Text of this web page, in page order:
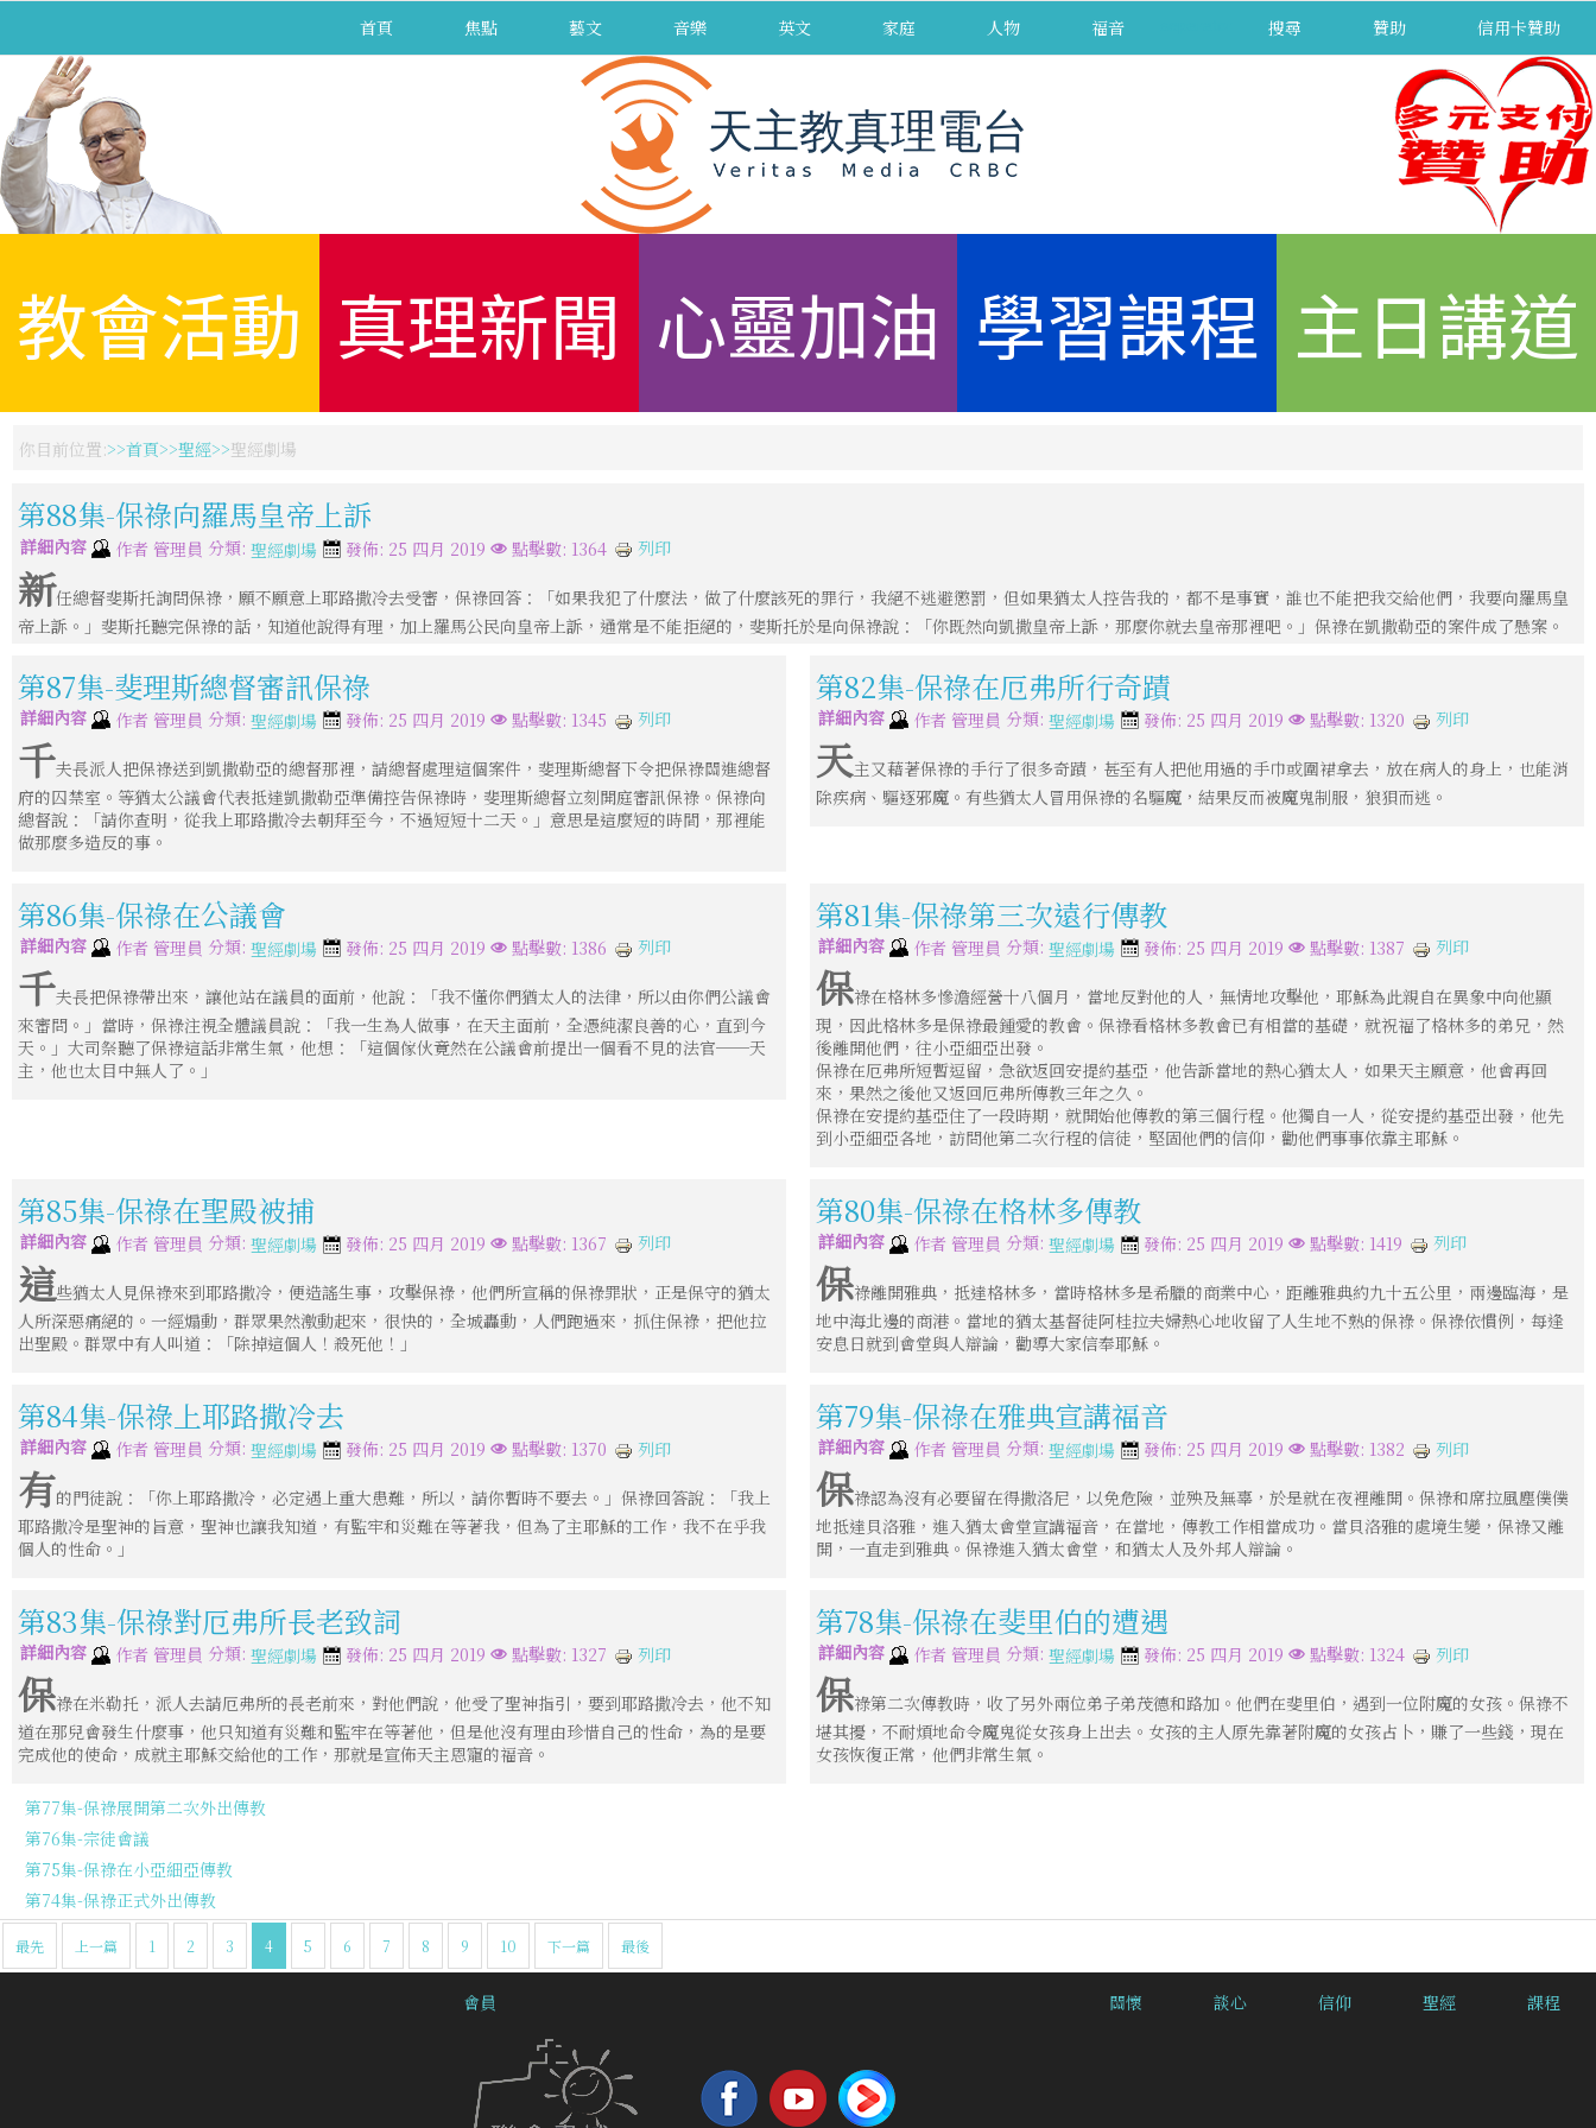
首頁 焦點 藝文 音樂 英文 家庭 人物 福音 搜尋 贊助 信用卡贊助
教會活動 真理新聞 心靈加油 學習課程 主日講道
你目前位置: 首頁 聖經 聖經劇場
第88集-保祿向羅馬皇帝上訴
詳細內容 作者 管理員 分類: 聖經劇場 發佈: 25 四月 2019 點擊數: 1364 列印
新任總督斐斯托詢問保祿，願不願意上耶路撒冷去受審，保祿回答：「如果我犯了什麼法，做了什麼該死的罪行，我絕不逃避懲罰，但如果猶太人控告我的，都不是事實，誰也不能把我交給他們，我要向羅馬皇
帝上訴。」斐斯托聽完保祿的話，知道他說得有理，加上羅馬公民向皇帝上訴，通常是不能拒絕的，斐斯托於是向保祿說：「你既然向凱撒皇帝上訴，那麼你就去皇帝那裡吧。」保祿在凱撒勒亞的案件成了懸案。
第87集-斐理斯總督審訊保祿
詳細內容 作者 管理員 分類: 聖經劇場 發佈: 25 四月 2019 點擊數: 1345 列印
千夫長派人把保祿送到凱撒勒亞的總督那裡，請總督處理這個案件，斐理斯總督下令把保祿關進總督
府的囚禁室。等猶太公議會代表抵達凱撒勒亞準備控告保祿時，斐理斯總督立刻開庭審訊保祿。保祿向
總督說：「請你查明，從我上耶路撒冷去朝拜至今，不過短短十二天。」意思是這麼短的時間，那裡能
做那麼多造反的事。
第82集-保祿在厄弗所行奇蹟
詳細內容 作者 管理員 分類: 聖經劇場 發佈: 25 四月 2019 點擊數: 1320 列印
天主又藉著保祿的手行了很多奇蹟，甚至有人把他用過的手巾或圍裙拿去，放在病人的身上，也能消
除疾病、驅逐邪魔。有些猶太人冒用保祿的名驅魔，結果反而被魔鬼制服，狼狽而逃。
第86集-保祿在公議會
詳細內容 作者 管理員 分類: 聖經劇場 發佈: 25 四月 2019 點擊數: 1386 列印
千夫長把保祿帶出來，讓他站在議員的面前，他說：「我不懂你們猶太人的法律，所以由你們公議會
來審問。」當時，保祿注視全體議員說：「我一生為人做事，在天主面前，全憑純潔良善的心，直到今
天。」大司祭聽了保祿這話非常生氣，他想：「這個傢伙竟然在公議會前提出一個看不見的法官──天
主，他也太目中無人了。」
第81集-保祿第三次遠行傳教
詳細內容 作者 管理員 分類: 聖經劇場 發佈: 25 四月 2019 點擊數: 1387 列印
保祿在格林多慘澹經營十八個月，當地反對他的人，無情地攻擊他，耶穌為此親自在異象中向他顯
現，因此格林多是保祿最鍾愛的教會。保祿看格林多教會已有相當的基礎，就祝福了格林多的弟兄，然
後離開他們，往小亞細亞出發。
保祿在厄弗所短暫逗留，急欲返回安提約基亞，他告訴當地的熱心猶太人，如果天主願意，他會再回
來，果然之後他又返回厄弗所傳教三年之久。
保祿在安提約基亞住了一段時期，就開始他傳教的第三個行程。他獨自一人，從安提約基亞出發，他先
到小亞細亞各地，訪問他第二次行程的信徒，堅固他們的信仰，勸他們事事依靠主耶穌。
第85集-保祿在聖殿被捕
詳細內容 作者 管理員 分類: 聖經劇場 發佈: 25 四月 2019 點擊數: 1367 列印
這些猶太人見保祿來到耶路撒冷，便造謠生事，攻擊保祿，他們所宣稱的保祿罪狀，正是保守的猶太
人所深惡痛絕的。一經煽動，群眾果然激動起來，很快的，全城轟動，人們跑過來，抓住保祿，把他拉
出聖殿。群眾中有人叫道：「除掉這個人！殺死他！」
第80集-保祿在格林多傳教
詳細內容 作者 管理員 分類: 聖經劇場 發佈: 25 四月 2019 點擊數: 1419 列印
保祿離開雅典，抵達格林多，當時格林多是希臘的商業中心，距離雅典約九十五公里，兩邊臨海，是
地中海北邊的商港。當地的猶太基督徒阿桂拉夫婦熱心地收留了人生地不熟的保祿。保祿依慣例，每逢
安息日就到會堂與人辯論，勸導大家信奉耶穌。
第84集-保祿上耶路撒冷去
詳細內容 作者 管理員 分類: 聖經劇場 發佈: 25 四月 2019 點擊數: 1370 列印
有的門徒說：「你上耶路撒冷，必定遇上重大患難，所以，請你暫時不要去。」保祿回答說：「我上
耶路撒冷是聖神的旨意，聖神也讓我知道，有監牢和災難在等著我，但為了主耶穌的工作，我不在乎我
個人的性命。」
第79集-保祿在雅典宣講福音
詳細內容 作者 管理員 分類: 聖經劇場 發佈: 25 四月 2019 點擊數: 1382 列印
保祿認為沒有必要留在得撒洛尼，以免危險，並殃及無辜，於是就在夜裡離開。保祿和席拉風塵僕僕
地抵達貝洛雅，進入猶太會堂宣講福音，在當地，傳教工作相當成功。當貝洛雅的處境生變，保祿又離
開，一直走到雅典。保祿進入猶太會堂，和猶太人及外邦人辯論。
第83集-保祿對厄弗所長老致詞
詳細內容 作者 管理員 分類: 聖經劇場 發佈: 25 四月 2019 點擊數: 1327 列印
保祿在米勒托，派人去請厄弗所的長老前來，對他們說，他受了聖神指引，要到耶路撒冷去，他不知
道在那兒會發生什麼事，他只知道有災難和監牢在等著他，但是他沒有理由珍惜自己的性命，為的是要
完成他的使命，成就主耶穌交給他的工作，那就是宣佈天主恩寵的福音。
第78集-保祿在斐里伯的遭遇
詳細內容 作者 管理員 分類: 聖經劇場 發佈: 25 四月 2019 點擊數: 1324 列印
保祿第二次傳教時，收了另外兩位弟子弟茂德和路加。他們在斐里伯，遇到一位附魔的女孩。保祿不
堪其擾，不耐煩地命令魔鬼從女孩身上出去。女孩的主人原先靠著附魔的女孩占卜，賺了一些錢，現在
女孩恢復正常，他們非常生氣。
第77集-保祿展開第二次外出傳教
第76集-宗徒會議
第75集-保祿在小亞細亞傳教
第74集-保祿正式外出傳教
最先 上一篇 1 2 3 4 5 6 7 8 9 10 下一篇 最後
會員 關懷 談心 信仰 聖經 課程